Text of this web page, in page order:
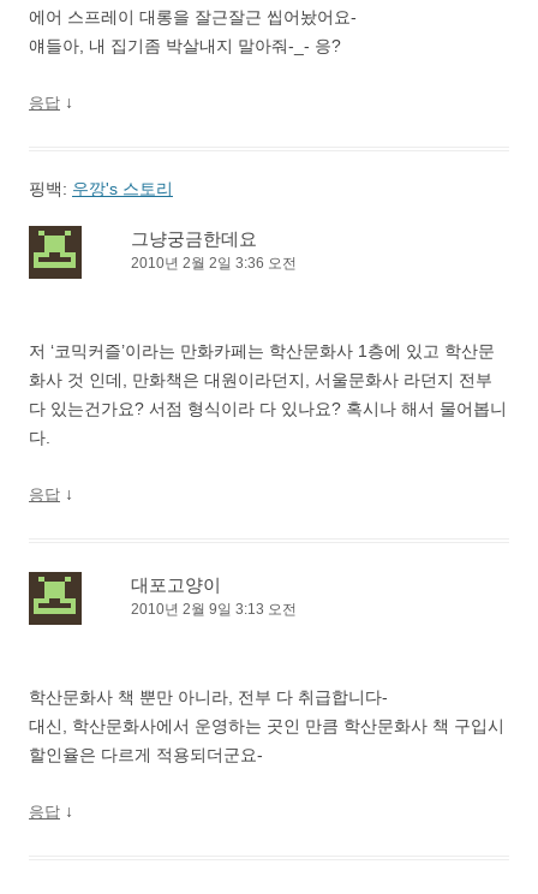
에어 스프레이 대롱을 잘근잘근 씹어놨어요-
얘들아, 내 집기좀 박살내지 말아줘-_- 응?
응답 ↓
핑백: 우깡's 스토리
그냥궁금한데요
2010년 2월 2일 3:36 오전
저 ‘코믹커즐’이라는 만화카페는 학산문화사 1층에 있고 학산문
화사 것 인데, 만화책은 대원이라던지, 서울문화사 라던지 전부
다 있는건가요? 서점 형식이라 다 있나요? 혹시나 해서 물어봅니
다.
응답 ↓
대포고양이
2010년 2월 9일 3:13 오전
학산문화사 책 뿐만 아니라, 전부 다 취급합니다-
대신, 학산문화사에서 운영하는 곳인 만큼 학산문화사 책 구입시
할인율은 다르게 적용되더군요-
응답 ↓